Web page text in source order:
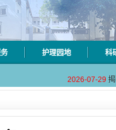
护理园地 科
2026-08-03
2026-07-29
2026-07-17